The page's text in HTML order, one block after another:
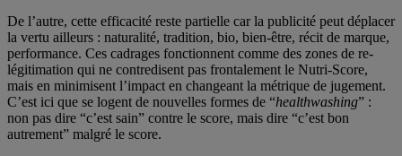
De l’autre, cette efficacité reste partielle car la publicité peut déplacer
la vertu ailleurs : naturalité, tradition, bio, bien-être, récit de marque,
performance. Ces cadrages fonctionnent comme des zones de re-
légitimation qui ne contredisent pas frontalement le Nutri-Score,
mais en minimisent l’impact en changeant la métrique de jugement.
C’est ici que se logent de nouvelles formes de “healthwashing” :
non pas dire “c’est sain” contre le score, mais dire “c’est bon
autrement” malgré le score.